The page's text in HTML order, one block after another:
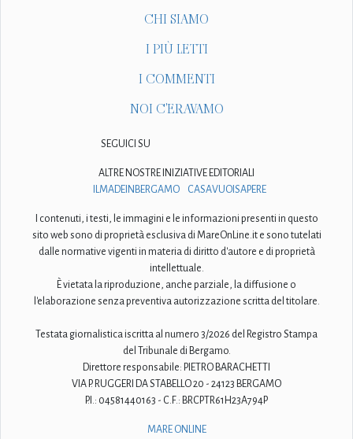
CHI SIAMO
I PIÙ LETTI
I COMMENTI
NOI C'ERAVAMO
SEGUICI SU
ALTRE NOSTRE INIZIATIVE EDITORIALI
ILMADEINBERGAMO
CASAVUOISAPERE
I contenuti, i testi, le immagini e le informazioni presenti in questo
sito web sono di proprietà esclusiva di MareOnLine.it e sono tutelati
dalle normative vigenti in materia di diritto d'autore e di proprietà
intellettuale.
È vietata la riproduzione, anche parziale, la diffusione o
l'elaborazione senza preventiva autorizzazione scritta del titolare.
Testata giornalistica iscritta al numero 3/2026 del Registro Stampa
del Tribunale di Bergamo.
Direttore responsabile: PIETRO BARACHETTI
VIA P. RUGGERI DA STABELLO 20 - 24123 BERGAMO
P.I.: 04581440163 - C.F.: BRCPTR61H23A794P
MARE ONLINE